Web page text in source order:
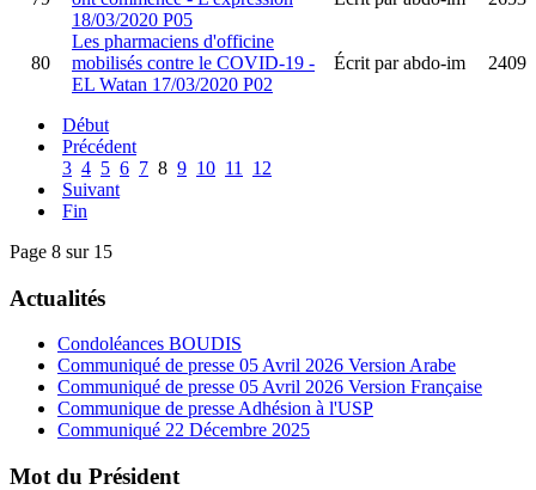
18/03/2020 P05
80
Les pharmaciens d'officine
mobilisés contre le COVID-19 -
EL Watan 17/03/2020 P02
Écrit par abdo-im 2409
Début
Précédent
3 4 5 6 7 8 9 10 11
12
Suivant
Fin
Page 8 sur 15
Actualités
Condoléances BOUDIS
Communiqué de presse 05 Avril 2026 Version Arabe
Communiqué de presse 05 Avril 2026 Version Française
Communique de presse Adhésion à l'USP
Communiqué 22 Décembre 2025
Mot du Président